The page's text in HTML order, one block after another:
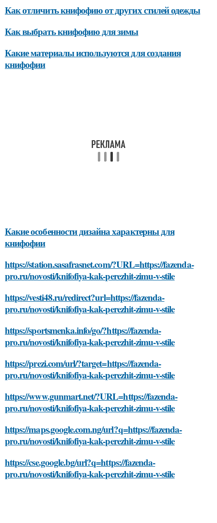
Как отличить книфофию от других стилей одежды
Как выбрать книфофию для зимы
Какие материалы используются для создания
книфофии
Какие особенности дизайна характерны для
книфофии
https://station.sasafrasnet.com/?URL=https://fazenda-
pro.ru/novosti/knifofiya-kak-perezhit-zimu-v-stile
https://vesti48.ru/redirect?url=https://fazenda-
pro.ru/novosti/knifofiya-kak-perezhit-zimu-v-stile
https://sportsmenka.info/go/?https://fazenda-
pro.ru/novosti/knifofiya-kak-perezhit-zimu-v-stile
https://prezi.com/url/?target=https://fazenda-
pro.ru/novosti/knifofiya-kak-perezhit-zimu-v-stile
https://www.gunmart.net/?URL=https://fazenda-
pro.ru/novosti/knifofiya-kak-perezhit-zimu-v-stile
https://maps.google.com.ng/url?q=https://fazenda-
pro.ru/novosti/knifofiya-kak-perezhit-zimu-v-stile
https://cse.google.bg/url?q=https://fazenda-
pro.ru/novosti/knifofiya-kak-perezhit-zimu-v-stile